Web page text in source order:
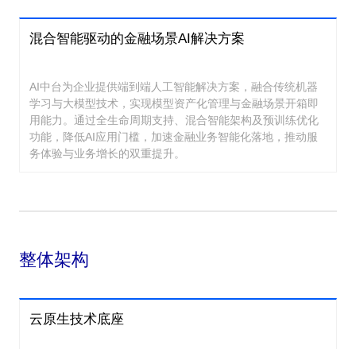
混合智能驱动的金融场景AI解决方案
AI中台为企业提供端到端人工智能解决方案，融合传统机器
学习与大模型技术，实现模型资产化管理与金融场景开箱即
用能力。通过全生命周期支持、混合智能架构及预训练优化
功能，降低AI应用门槛，加速金融业务智能化落地，推动服
务体验与业务增长的双重提升。
整体架构
云原生技术底座